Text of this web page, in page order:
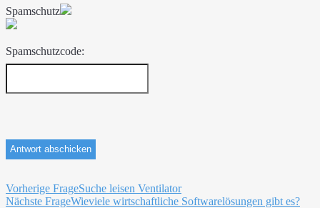
Spamschutz
Spamschutzcode:
Beitragsnavigation
Vorherige FrageSuche leisen Ventilator
Nächste FrageWieviele wirtschaftliche Softwarelösungen gibt es?